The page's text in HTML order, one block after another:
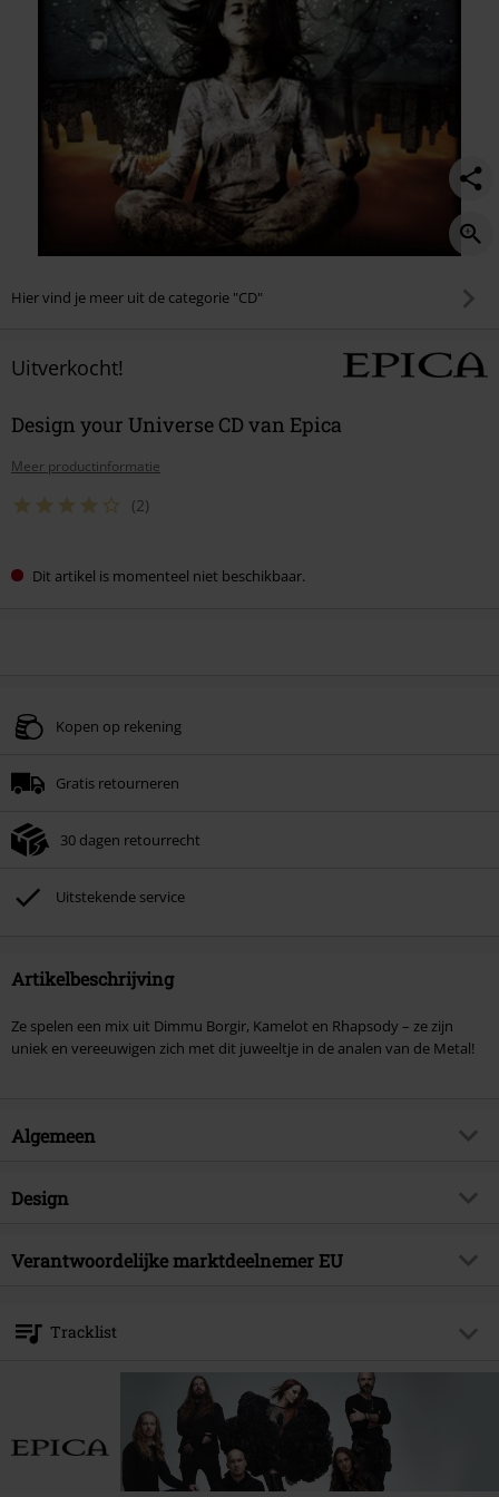
Hier vind je meer uit de categorie "CD"
Uitverkocht!
Design your Universe CD van Epica
Meer productinformatie
(2)
Dit artikel is momenteel niet beschikbaar.
Kopen op rekening
Gratis retourneren
30 dagen retourrecht
Uitstekende service
Artikelbeschrijving
Ze spelen een mix uit Dimmu Borgir, Kamelot en Rhapsody – ze zijn
uniek en vereeuwigen zich met dit juweeltje in de analen van de Metal!
Algemeen
Artikelnr.
Muziekgenre
Symphonic Metal
Band
Unisex
Design
Producttype
Verantwoordelijke marktdeelnemer EU
Alter Wandrahm 14
20457 Hamburg
Tracklist
Samadhi (Prelude)
2. Resign To Surrender - A New Age Dawns [Part IV]